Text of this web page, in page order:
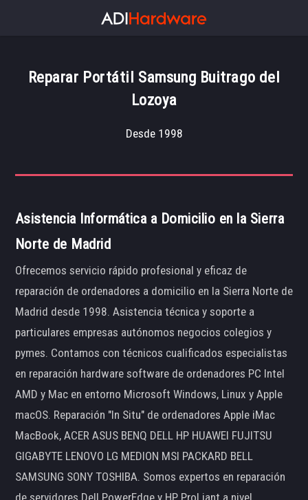
Reparar Portátil Samsung Buitrago del
Lozoya
Desde 1998
Asistencia Informática a Domicilio en la Sierra
Norte de Madrid
Ofrecemos servicio rápido profesional y eficaz de
reparación de ordenadores a domicilio en la Sierra Norte de
Madrid desde 1998. Asistencia técnica y soporte a
particulares empresas autónomos negocios colegios y
pymes. Contamos con técnicos cualificados especialistas
en reparación hardware software de ordenadores PC Intel
AMD y Mac en entorno Microsoft Windows, Linux y Apple
macOS. Reparación "In Situ" de ordenadores Apple iMac
MacBook, ACER ASUS BENQ DELL HP HUAWEI FUJITSU
GIGABYTE LENOVO LG MEDION MSI PACKARD BELL
SAMSUNG SONY TOSHIBA. Somos expertos en reparación